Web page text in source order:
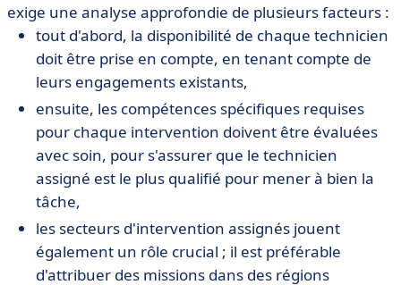
exige une analyse approfondie de plusieurs facteurs :
tout d'abord, la disponibilité de chaque technicien
doit être prise en compte, en tenant compte de
leurs engagements existants,
ensuite, les compétences spécifiques requises
pour chaque intervention doivent être évaluées
avec soin, pour s'assurer que le technicien
assigné est le plus qualifié pour mener à bien la
tâche,
les secteurs d'intervention assignés jouent
également un rôle crucial ; il est préférable
d'attribuer des missions dans des régions